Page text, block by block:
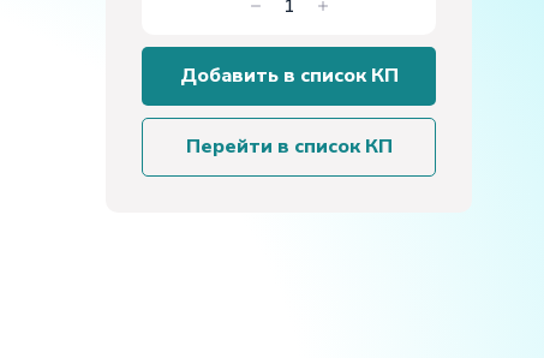
Количество
товара
Учебный
«Типовой
узел
Добавить в список КП
Перейти в список КП